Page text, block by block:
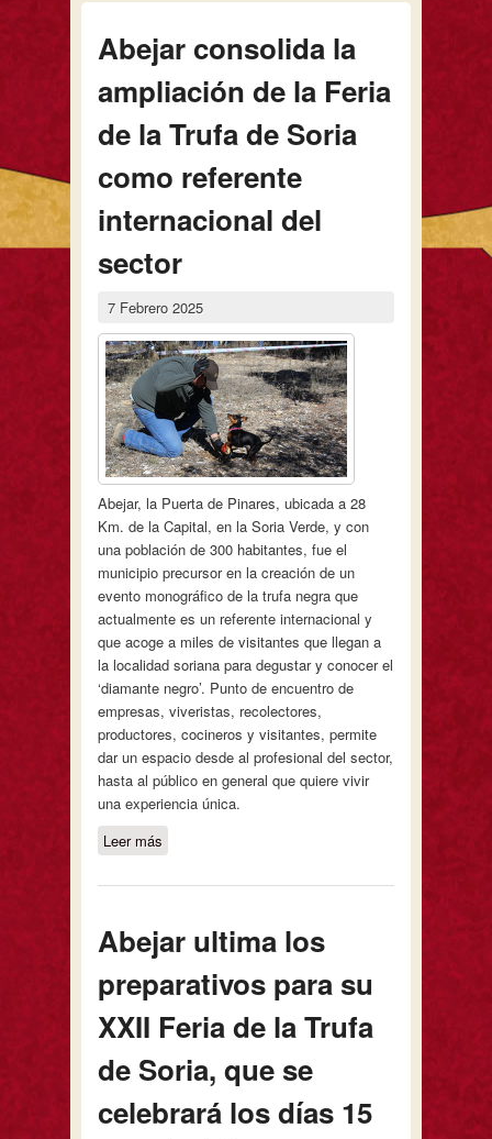
Abejar consolida la
ampliación de la Feria
de la Trufa de Soria
como referente
internacional del
sector
7 Febrero 2025
Abejar, la Puerta de Pinares, ubicada a 28
Km. de la Capital, en la Soria Verde, y con
una población de 300 habitantes, fue el
municipio precursor en la creación de un
evento monográfico de la trufa negra que
actualmente es un referente internacional y
que acoge a miles de visitantes que llegan a
la localidad soriana para degustar y conocer el
‘diamante negro’. Punto de encuentro de
empresas, viveristas, recolectores,
productores, cocineros y visitantes, permite
dar un espacio desde al profesional del sector,
hasta al público en general que quiere vivir
una experiencia única.
Leer más
referente internacional del sector
Abejar ultima los
preparativos para su
XXII Feria de la Trufa
de Soria, que se
celebrará los días 15